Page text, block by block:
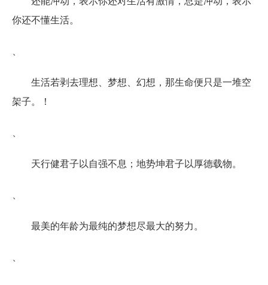
你还不懂生活。
生活若剥去理想、梦想、幻想，那生命便只是一堆空
架子。！
天行健君子以自强不息；地势坤君子以厚德载物。
最美的年龄为最纯的梦想尽最大的努力。